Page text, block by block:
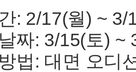
: 2/17(월) ~ 3/
짜: 3/15(토) ~
법: 대면 오디